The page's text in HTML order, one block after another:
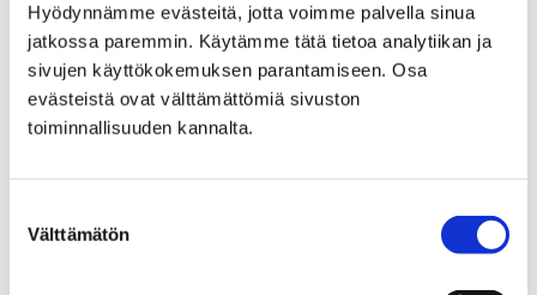
Hyödynnämme evästeitä, jotta voimme palvella sinua
jatkossa paremmin. Käytämme tätä tietoa analytiikan ja
sivujen käyttökokemuksen parantamiseen. Osa
evästeistä ovat välttämättömiä sivuston
toiminnallisuuden kannalta.
valinta
Välttämätön
Etusivu Podcastit
Podcastit
Täältä löydät Porin kirjaston podcastit, joissa
tuottavat monenkirjavaa sisältöä erilaisista